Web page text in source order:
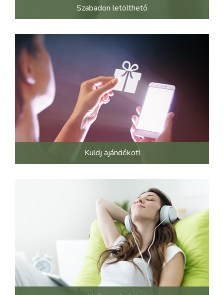
Szabadon letölthető
Küldj ajándékot!